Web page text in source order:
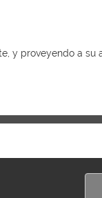
y proveyendo a su